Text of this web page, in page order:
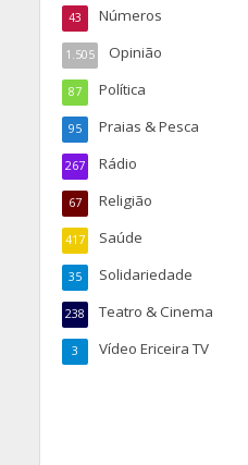
Números
43
Opinião
1.505
Política
87
Praias & Pesca
95
Rádio
267
Religião
67
Saúde
417
Solidariedade
35
Teatro & Cinema
238
Vídeo Ericeira TV
3